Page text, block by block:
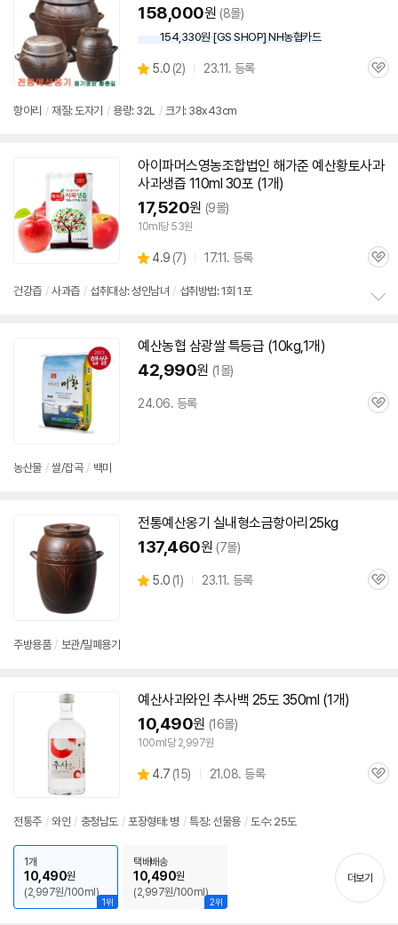
158,000원 (8몰)
154,330원 [GS SHOP] NH농협카드
별
5.0 (상
리
2) 23.11. 등록
관
항아리 / 재질: 도자기 / 용량: 32L / 크기: 38x43cm
아이파머스영농조합법인 해가준 예산황토사과
사과생즙 110ml 30포 (1개)
17,520원 (9몰)
10ml당 53원
별
점
4.9 (상
리
7) 17.11. 등록
관
건강즙 / 사과즙 / 섭취대상: 성인남녀 / 섭취방법: 1회 1포
예산농협 삼광쌀 특등급 (10kg,1개)
42,990원 (1몰)
24.06. 등록
관
농산물 / 쌀/잡곡 / 백미
전통예산옹기 실내형소금항아리25kg
137,460원 (7몰)
별
5.0 (상
1) 23.11. 등록
관
주방용품 / 보관/밀폐용기
예산사과와인 추사백 25도 350ml (1개)
10,490원 (16몰)
100ml당 2,997원
별
4.7 (상
15) 21.08. 등록
관
전통주 / 와인 / 충청남도 / 포장형태: 병 / 특징: 선물용 / 도수: 25도
1위
1개
10,490원
(2,997원/100ml)
2위
택배배송
10,490원
(2,997원/100ml)
더보기